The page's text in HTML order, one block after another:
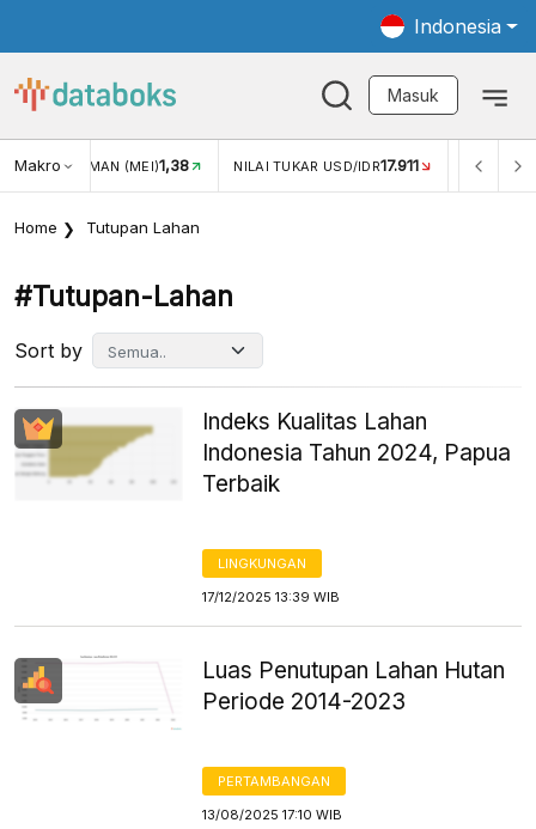
Indonesia
Masuk
MakroWISMAN (MEI)1,38 NILAI TUKAR USD/IDR17.911 INFLASI
Home Tutupan Lahan
#tutupan-Lahan
Sort by
Indeks Kualitas Lahan
Indonesia Tahun 2024, Papua
Terbaik
LINGKUNGAN
17/12/2025 13:39 WIB
Luas Penutupan Lahan Hutan
Periode 2014-2023
PERTAMBANGAN
13/08/2025 17:10 WIB